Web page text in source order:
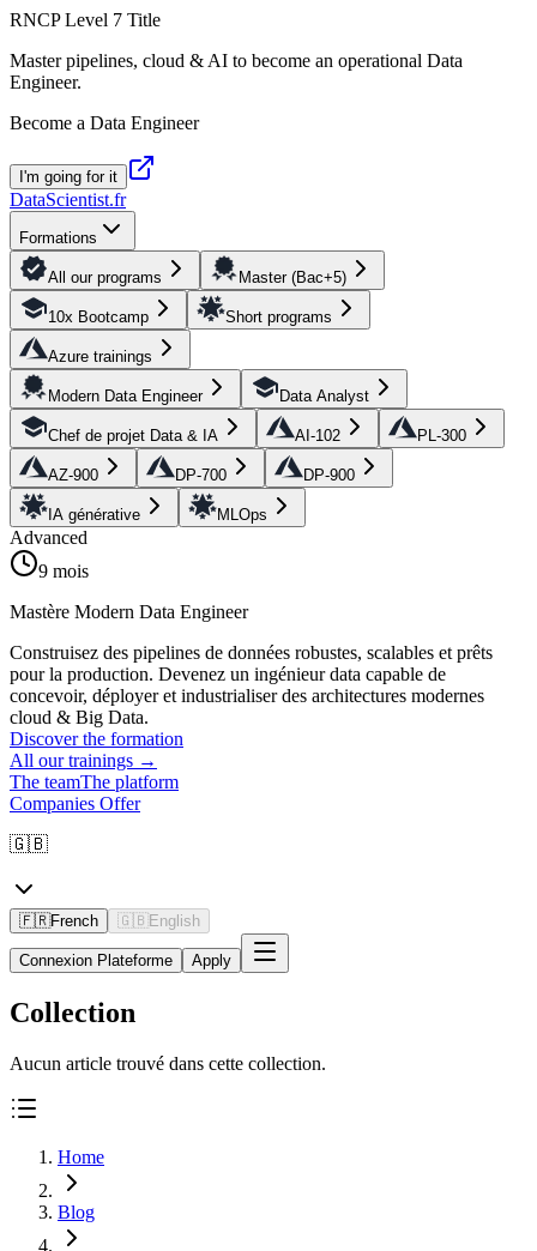
RNCP Level 7 Title
Master pipelines, cloud & AI to become an operational Data
Engineer.
Become a Data Engineer
I'm going for it
DataScientist.fr
Formations
All our programs Master (Bac+5)
10x Bootcamp Short programs
Azure trainings
Modern Data Engineer Data Analyst
Chef de projet Data & IA AI-102 PL-300
AZ-900 DP-700 DP-900
IA générative MLOps
Advanced
9 mois
Mastère Modern Data Engineer
Construisez des pipelines de données robustes, scalables et prêts
pour la production. Devenez un ingénieur data capable de
concevoir, déployer et industrialiser des architectures modernes
cloud & Big Data.
Discover the formation
All our trainings →
The teamThe platform
Companies Offer
🇬🇧
🇫🇷French 🇬🇧 English
Connexion Plateforme Apply
Collection
Aucun article trouvé dans cette collection.
Home
Blog